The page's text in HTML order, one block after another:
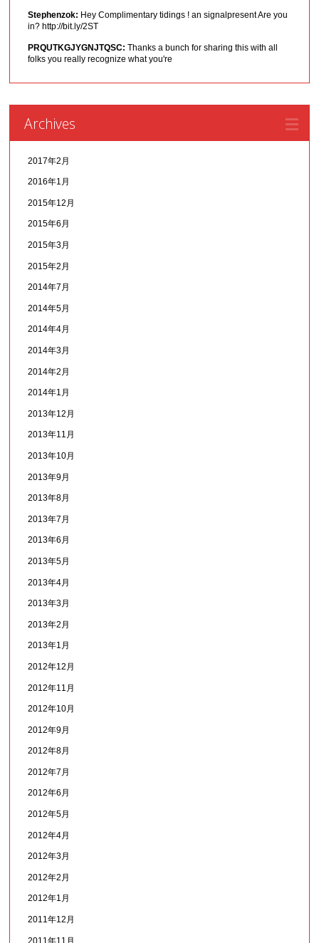
Stephenzok: Hey Complimentary tidings ! an signalpresent Are you
in? http://bit.ly/2ST
PRQUTKGJYGNJTQSC: Thanks a bunch for sharing this with all
folks you really recognize what you're
Archives
2017年2月
2016年1月
2015年12月
2015年6月
2015年3月
2015年2月
2014年7月
2014年5月
2014年4月
2014年3月
2014年2月
2014年1月
2013年12月
2013年11月
2013年10月
2013年9月
2013年8月
2013年7月
2013年6月
2013年5月
2013年4月
2013年3月
2013年2月
2013年1月
2012年12月
2012年11月
2012年10月
2012年9月
2012年8月
2012年7月
2012年6月
2012年5月
2012年4月
2012年3月
2012年2月
2012年1月
2011年12月
2011年11月